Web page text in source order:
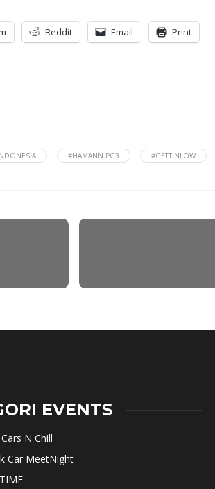
Reddit Email Print
#HAMANN PG3 #GETTINLOW
EVENTS
N Chill
Car MeetNight